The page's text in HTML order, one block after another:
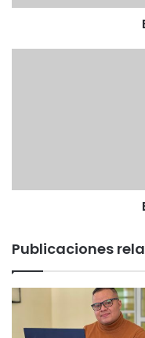
Publicaciones